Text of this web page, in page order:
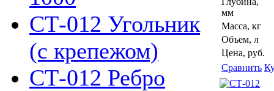
СТ-012 Угольник
(с крепежом)
СТ-012 Ребро
мм
Масса, кг
Объем, л
Цена, руб.
Сравнить